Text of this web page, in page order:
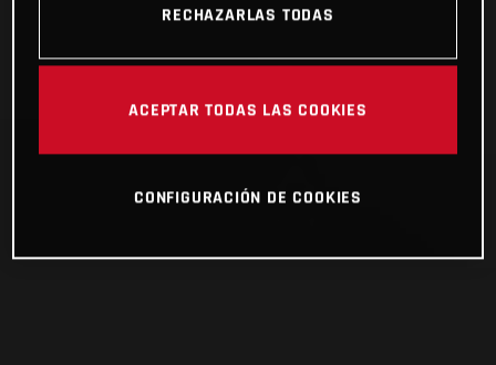
RECHAZARLAS TODAS
ACEPTAR TODAS LAS COOKIES
CONFIGURACIÓN DE COOKIES